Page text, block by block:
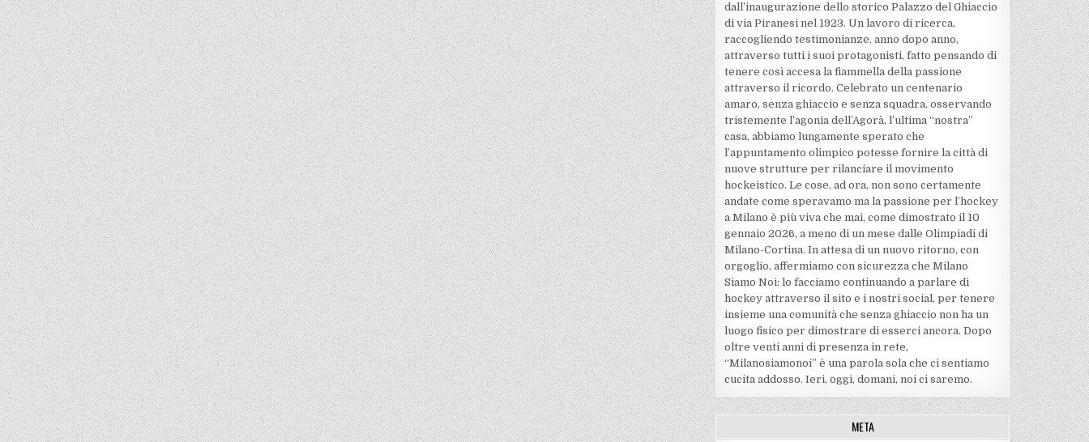
dall’inaugurazione dello storico Palazzo del Ghiaccio
di via Piranesi nel 1923. Un lavoro di ricerca,
raccogliendo testimonianze, anno dopo anno,
attraverso tutti i suoi protagonisti, fatto pensando di
tenere così accesa la fiammella della passione
attraverso il ricordo. Celebrato un centenario
amaro, senza ghiaccio e senza squadra, osservando
tristemente l’agonia dell’Agorà, l’ultima “nostra”
casa, abbiamo lungamente sperato che
l’appuntamento olimpico potesse fornire la città di
nuove strutture per rilanciare il movimento
hockeistico. Le cose, ad ora, non sono certamente
andate come speravamo ma la passione per l’hockey
a Milano è più viva che mai, come dimostrato il 10
gennaio 2026, a meno di un mese dalle Olimpiadi di
Milano-Cortina. In attesa di un nuovo ritorno, con
orgoglio, affermiamo con sicurezza che Milano
Siamo Noi: lo facciamo continuando a parlare di
hockey attraverso il sito e i nostri social, per tenere
insieme una comunità che senza ghiaccio non ha un
luogo fisico per dimostrare di esserci ancora. Dopo
oltre venti anni di presenza in rete,
“Milanosiamonoi” è una parola sola che ci sentiamo
cucita addosso. Ieri, oggi, domani, noi ci saremo.
META